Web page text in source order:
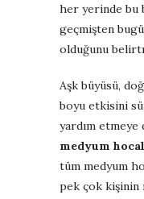
her yerinde bu
geçmişten
olduğunu
Aşk büyüsü,
boyu etkisini
yardım
medyum
tüm medyum
pek çok kişinin